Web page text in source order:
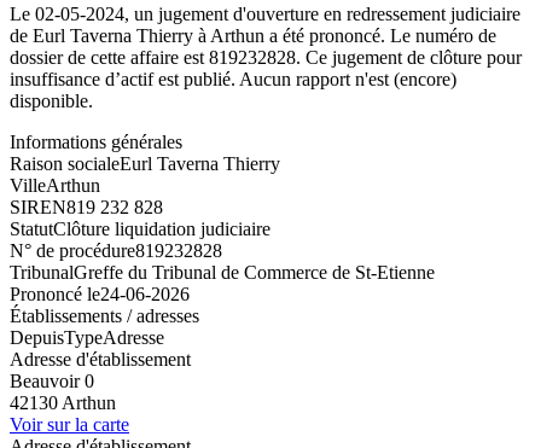
Le 02-05-2024, un jugement d'ouverture en redressement judiciaire
de Eurl Taverna Thierry à Arthun a été prononcé. Le numéro de
dossier de cette affaire est 819232828. Ce jugement de clôture pour
insuffisance d’actif est publié. Aucun rapport n'est (encore)
disponible.
Informations générales
Raison socialeEurl Taverna Thierry
VilleArthun
SIREN819 232 828
StatutClôture liquidation judiciaire
N° de procédure819232828
TribunalGreffe du Tribunal de Commerce de St-Etienne
Prononcé le24-06-2026
Établissements / adresses
DepuisTypeAdresse
Adresse d'établissement
Beauvoir 0
42130 Arthun
Voir sur la carte